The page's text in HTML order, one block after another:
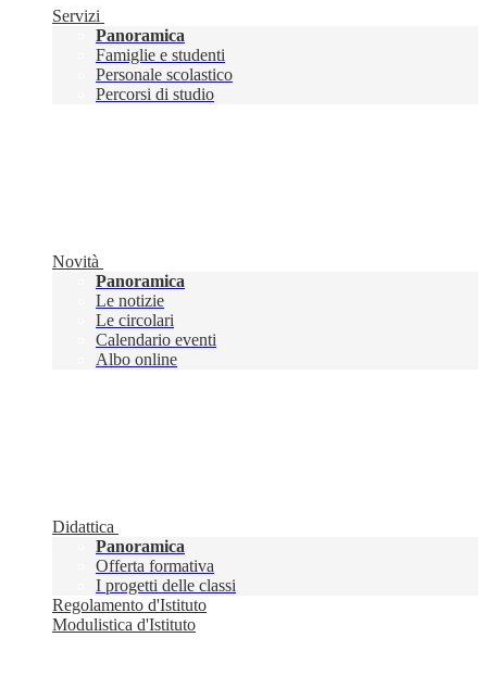
Servizi
Panoramica
Famiglie e studenti
Personale scolastico
Percorsi di studio
Novità
Panoramica
Le notizie
Le circolari
Calendario eventi
Albo online
Didattica
Panoramica
Offerta formativa
I progetti delle classi
Regolamento d'Istituto
Modulistica d'Istituto